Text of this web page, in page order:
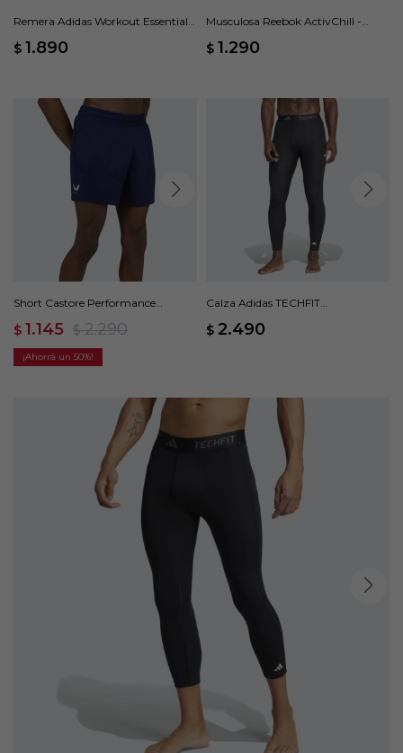
Remera Adidas Workout Essentials
$ 1.890
Musculosa Reebok ActivChill -
$ 1.290
Short Castore Performance
$ 1.145 $ 2.290
50
Calza Adidas TECHFIT
$ 2.490